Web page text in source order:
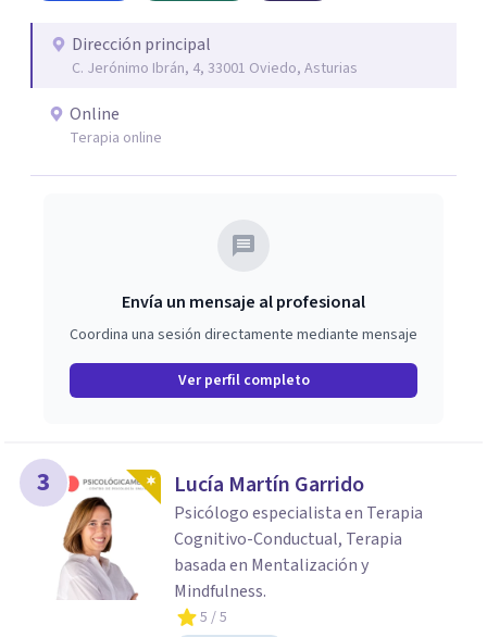
alcanzar esos objetivos emocionales.
Dirección principal
C. Jerónimo Ibrán, 4, 33001 Oviedo, Asturias
Online
Terapia online
Envía un mensaje al profesional
Coordina una sesión directamente mediante mensaje
Ver perfil completo
3 Lucía Martín Garrido
Psicólogo especialista en Terapia
Cognitivo-Conductual, Terapia
basada en Mentalización y
Mindfulness.
5 / 5